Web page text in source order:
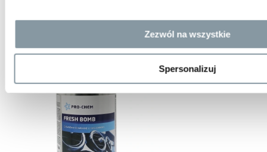
Zezwól na wszystkie
Spersonalizuj